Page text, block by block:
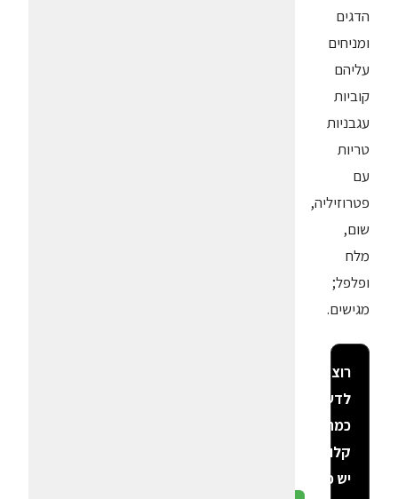
הדגים
ומניחים
עליהם
קוביות
עגבניות
טריות
עם
פטרוזיליה,
שום,
מלח
ופלפל;
מגישים.
רוצה
לדעת
כמה
קלוריות
יש פה?